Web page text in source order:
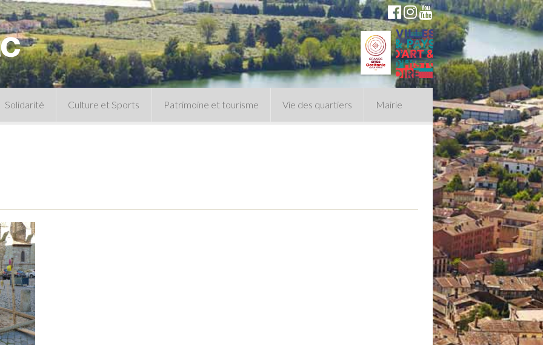
Solidarité
intrafamiliales
Culture et Sports Patrimoine et tourisme
Le musée
Vie des quartiers Mairie